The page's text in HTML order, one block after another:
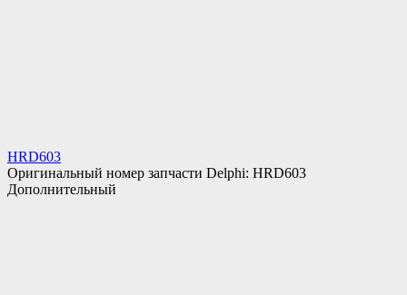
HRD603
Оригинальный номер запчасти Delphi: HRD603
Дополнительный